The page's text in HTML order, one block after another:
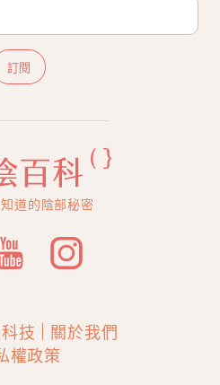
訂閱
道的陰部秘密
科技
關於我們
權政策